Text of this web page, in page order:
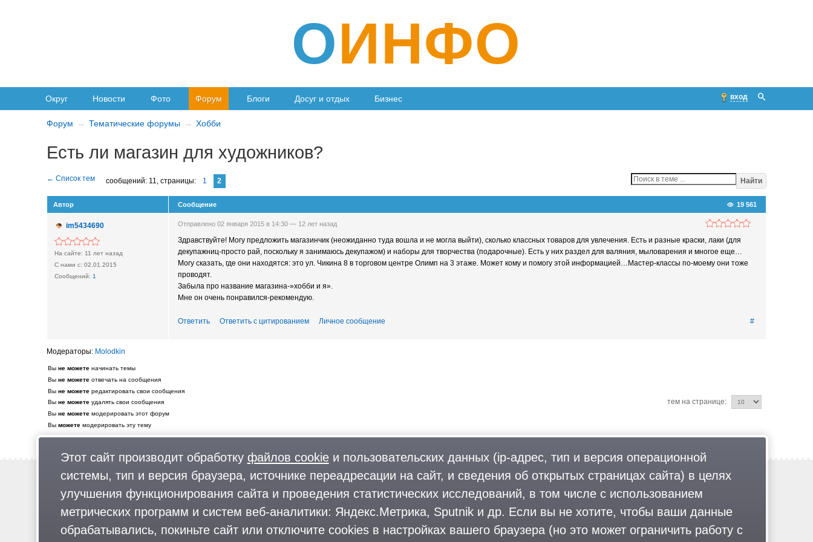
ОИНФО
Округ Новости Фото Форум Блоги Досуг и отдых Бизнес вход
Форум Тематические форумы Хобби
Есть ли магазин для художников?
сообщений: 11, страницы: 1 2 Найти
Автор Сообщение 19 561
im5434690
11 лет назад
02.01.2015
1
Отправлено 02 января 2015 в 14:30 — 12 лет назад
Здравствуйте! Могу предложить магазинчик (неожиданно туда вошла и не могла выйти), сколько классных товаров для увлечения. Есть и разные краски, лаки (для
декупажниц-просто рай, поскольку я занимаюсь декупажом) и наборы для творчества (подарочные). Есть у них раздел для валяния, мыловарения и многое еще…
Могу сказать, где они находятся: это ул. Чикина 8 в торговом центре Олимп на 3 этаже. Может кому и помогу этой информацией…Мастер-классы по-моему они тоже
проводят.
Забыла про название магазина-»хобби и я».
Мне он очень понравился-рекомендую.
#
Ответить Ответить с цитированием Личное сообщение
Molodkin
Вы не можете начинать темы
Вы не можете отвечать на сообщения
Вы не можете редактировать свои сообщения
Вы не можете удалять свои сообщения
Вы не можете модерировать этот форум
Вы можете модерировать эту тему
тем на странице:
Новости
Предложи новость
Фото
Форум
Комментарии
О городском округе
Поиск и предложение работы
Предприятия и организации
Обратная связь
Политика обработки персональных данных
Соглашение об использовании
Правила портала
Этот сайт производит обработку файлов cookieи пользовательских данных (ip-адрес, тип и версия операционной
системы, тип и версия браузера, источнике переадресации на сайт, и сведения об открытых страницах сайта) в целях
улучшения функционирования сайта и проведения статистических исследований, в том числе с использованием
метрических программ и систем веб-аналитики: Яндекс.Метрика, Sputnik и др. Если вы не хотите, чтобы ваши данные
обрабатывались, покиньте сайт или отключите cookies в настройках вашего браузера (но это может ограничить работу с